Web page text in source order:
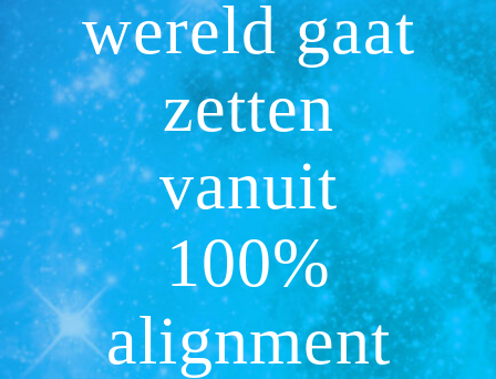
wereld gaat
zetten
vanuit
100%
alignment